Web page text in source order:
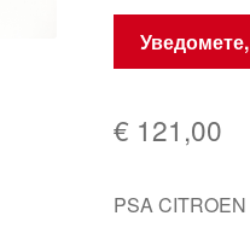
€ 121,00
PSA